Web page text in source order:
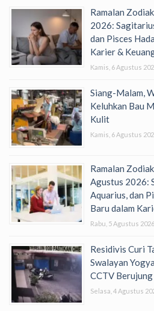
Ramalan
2026:
dan Pisces
Karier &
Kamis, 6 Agustus
Siang-Malam,
Keluhkan Bau
Kulit
Kamis, 6 Agustus
Ramalan
Agustus 2026:
Aquarius, dan
Baru dalam
Rabu, 5 Agustus
Residivis Curi
Swalayan
CCTV
Selasa, 4 Agustus